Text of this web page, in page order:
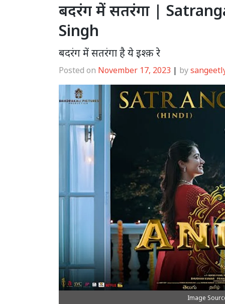
बदरंग में सतरंगा |
Singh
बदरंग में सतरंगा है ये इश्क़ रे
Posted on November 17, 2023 | by
Image